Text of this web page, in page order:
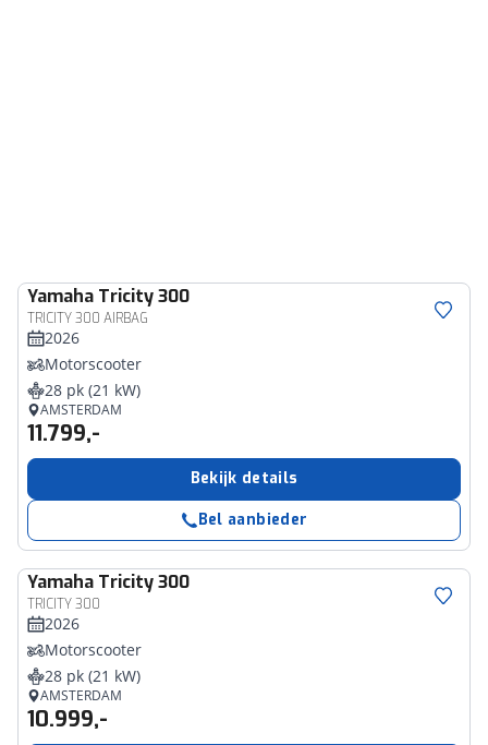
Yamaha Tricity 300
TRICITY 300 AIRBAG
2026
Motorscooter
28 pk (21 kW)
AMSTERDAM
11.799,-
Bekijk details
Bel aanbieder
Yamaha Tricity 300
TRICITY 300
2026
Motorscooter
28 pk (21 kW)
AMSTERDAM
10.999,-